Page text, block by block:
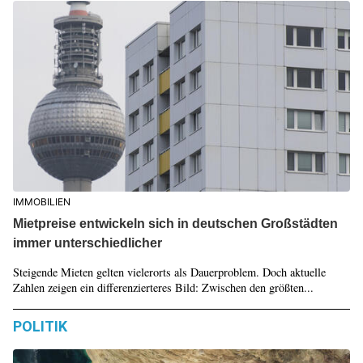
IMMOBILIEN
Mietpreise entwickeln sich in deutschen Großstädten
immer unterschiedlicher
Steigende Mieten gelten vielerorts als Dauerproblem. Doch aktuelle
Zahlen zeigen ein differenzierteres Bild: Zwischen den größten...
POLITIK